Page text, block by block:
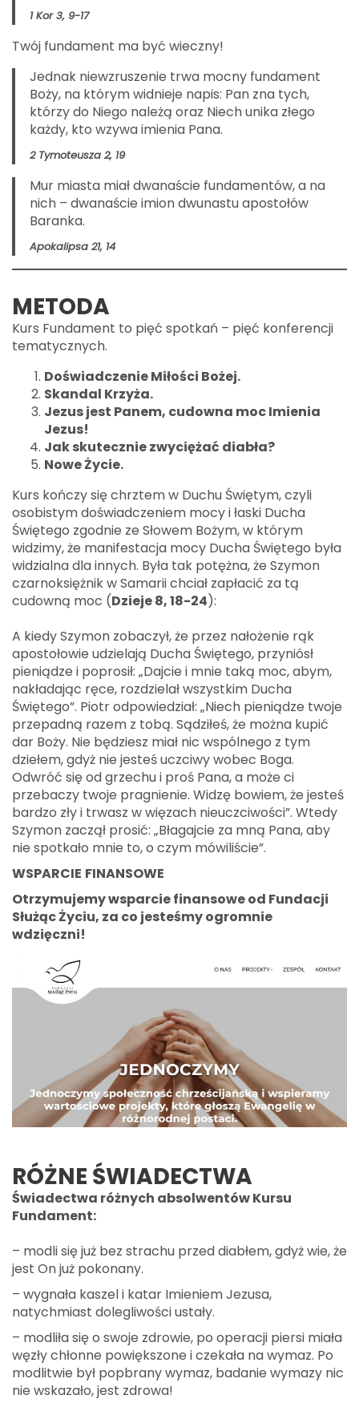
1 Kor 3, 9-17
Twój fundament ma być wieczny!
Jednak niewzruszenie trwa mocny fundament
Boży, na którym widnieje napis: Pan zna tych,
którzy do Niego należą oraz Niech unika złego
każdy, kto wzywa imienia Pana.
2 Tymoteusza 2, 19
Mur miasta miał dwanaście fundamentów, a na
nich – dwanaście imion dwunastu apostołów
Baranka.
Apokalipsa 21, 14
METODA
Kurs Fundament to pięć spotkań – pięć konferencji
tematycznych.
Doświadczenie Miłości Bożej.
Skandal Krzyża.
Jezus jest Panem, cudowna moc Imienia
Jezus!
Jak skutecznie zwyciężać diabła?
Nowe Życie.
Kurs kończy się chrztem w Duchu Świętym, czyli
osobistym doświadczeniem mocy i łaski Ducha
Świętego zgodnie ze Słowem Bożym, w którym
widzimy, że manifestacja mocy Ducha Świętego była
widzialna dla innych. Była tak potężna, że Szymon
czarnoksiężnik w Samarii chciał zapłacić za tą
cudowną moc (Dzieje 8, 18-24):
A kiedy Szymon zobaczył, że przez nałożenie rąk
apostołowie udzielają Ducha Świętego, przyniósł
pieniądze i poprosił: „Dajcie i mnie taką moc, abym,
nakładając ręce, rozdzielał wszystkim Ducha
Świętego”. Piotr odpowiedział: „Niech pieniądze twoje
przepadną razem z tobą. Sądziłeś, że można kupić
dar Boży. Nie będziesz miał nic wspólnego z tym
dziełem, gdyż nie jesteś uczciwy wobec Boga.
Odwróć się od grzechu i proś Pana, a może ci
przebaczy twoje pragnienie. Widzę bowiem, że jesteś
bardzo zły i trwasz w więzach nieuczciwości”. Wtedy
Szymon zaczął prosić: „Błagajcie za mną Pana, aby
nie spotkało mnie to, o czym mówiliście”.
WSPARCIE FINANSOWE
Otrzymujemy wsparcie finansowe od Fundacji
Służąc Życiu, za co jesteśmy ogromnie
wdzięczni!
RÓŻNE ŚWIADECTWA
Świadectwa różnych absolwentów Kursu
Fundament:
– modli się już bez strachu przed diabłem, gdyż wie, że
jest On już pokonany.
– wygnała kaszel i katar Imieniem Jezusa,
natychmiast dolegliwości ustały.
– modliła się o swoje zdrowie, po operacji piersi miała
węzły chłonne powiększone i czekała na wymaz. Po
modlitwie był popbrany wymaz, badanie wymazy nic
nie wskazało, jest zdrowa!